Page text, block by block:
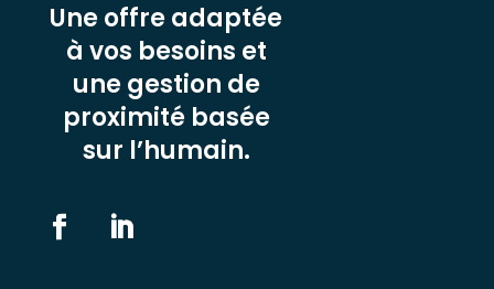
Une offre adaptée
à vos besoins et
une gestion de
proximité basée
sur l’humain.